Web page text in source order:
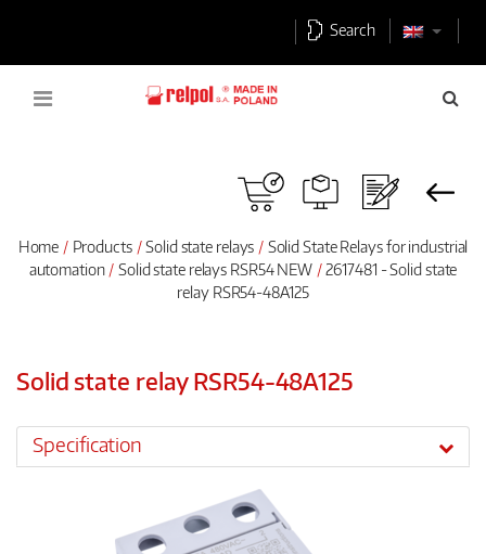
Search
Home Products Solid state relays
Solid State Relays for industrial
automation
Solid state relays RSR54 NEW
2617481 - Solid state
relay RSR54-48A125
Solid state relay RSR54-48A125
Specification